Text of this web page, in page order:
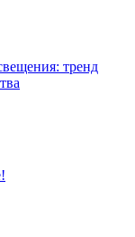
тренд